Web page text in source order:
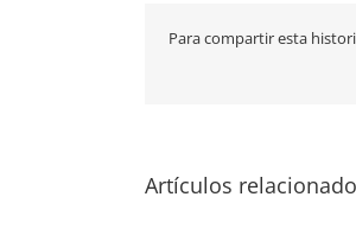
Para compartir esta
Artículos